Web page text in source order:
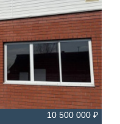
—
Этажность
—
Ипотека
Обмен
Чистая продажа
10 500 000 ₽